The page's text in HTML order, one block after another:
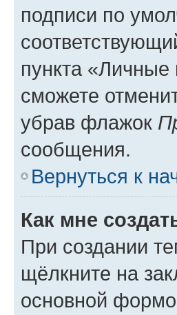
подписи по
пункта
сможете
убрав флажок
сообщения.
Вернуться к
Как мне
При создании
щёлкните на
основной